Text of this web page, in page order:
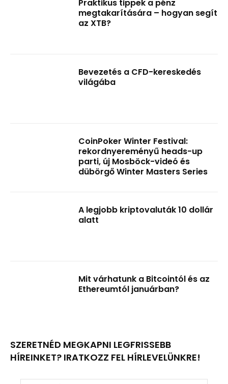
Praktikus tippek a pénz
megtakarítására – hogyan segít
az XTB?
Bevezetés a CFD-kereskedés
világába
CoinPoker Winter Festival:
rekordnyereményű heads-up
parti, új Mosböck-videó és
dübörgő Winter Masters Series
A legjobb kriptovaluták 10 dollár
alatt
Mit várhatunk a Bitcointól és az
Ethereumtól januárban?
SZERETNÉD MEGKAPNI LEGFRISSEBB
HÍREINKET? IRATKOZZ FEL HÍRLEVELÜNKRE!